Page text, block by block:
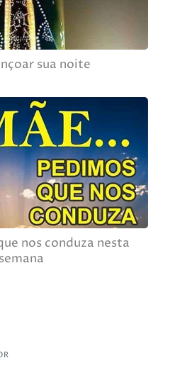
sua noite
nos conduza nesta
semana